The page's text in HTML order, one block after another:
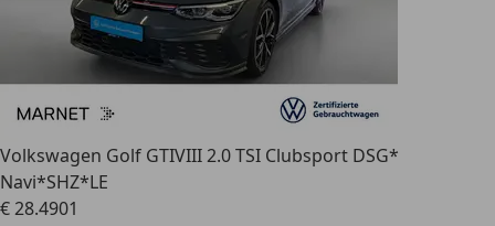
Volkswagen Golf GTIVIII 2.0 TSI Clubsport DSG*
Navi*SHZ*LE
€ 28.4901